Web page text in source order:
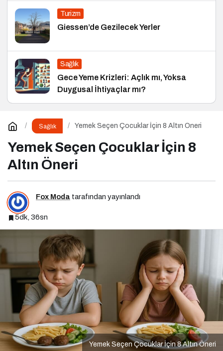
Turizm
Giessen’de Gezilecek Yerler
Sağlık
Gece Yeme Krizleri: Açlık mı, Yoksa
Duygusal İhtiyaçlar mı?
Sağlık Yemek Seçen Çocuklar İçin 8 Altın Öneri
Yemek Seçen Çocuklar İçin 8
Altın Öneri
Fox Moda tarafından yayınlandı
5dk, 36sn
Yemek Seçen Çocuklar İçin 8 Altın Öneri